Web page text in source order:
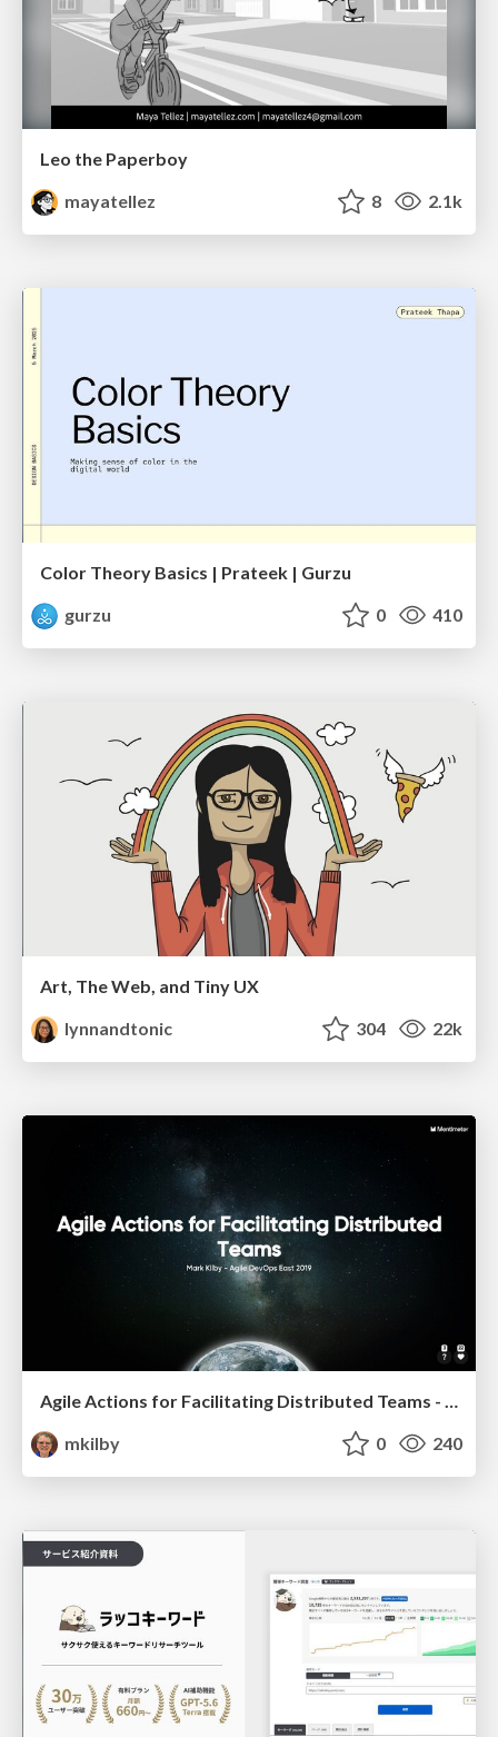
Leo the Paperboy
mayatellez
8 2.1k
Color Theory Basics | Prateek | Gurzu
gurzu
0 410
Art, The Web, and Tiny UX
lynnandtonic
304 22k
Agile Actions for Facilitating Distributed Teams - ADO2019
mkilby
0 240